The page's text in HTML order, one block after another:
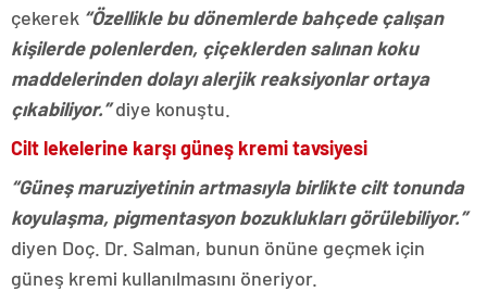
çekerek “Özellikle bu dönemlerde bahçede çalışan
kişilerde polenlerden, çiçeklerden salınan koku
maddelerinden dolayı alerjik reaksiyonlar ortaya
çıkabiliyor.”diye konuştu.
Cilt lekelerine karşı güneş kremi tavsiyesi
“Güneş maruziyetinin artmasıyla birlikte cilt tonunda
koyulaşma, pigmentasyon bozuklukları görülebiliyor.”
diyen Doç. Dr. Salman, bunun önüne geçmek için
güneş kremi kullanılmasını öneriyor.